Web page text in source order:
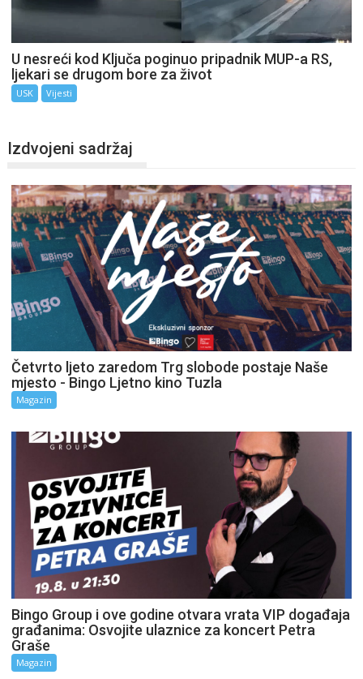
U nesreći kod Ključa poginuo pripadnik MUP-a RS,
ljekari se drugom bore za život
USK Vijesti
Izdvojeni sadržaj
Četvrto ljeto zaredom Trg slobode postaje Naše
mjesto - Bingo Ljetno kino Tuzla
Magazin
Bingo Group i ove godine otvara vrata VIP događaja
građanima: Osvojite ulaznice za koncert Petra
Graše
Magazin